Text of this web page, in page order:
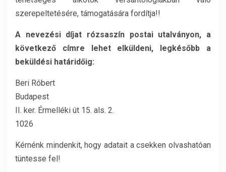
szerepeltetésére, támogatására fordítja!!
A nevezési díjat rózsaszín postai utalványon, a
következő címre lehet elküldeni, legkésőbb a
beküldési határidőig:
Beri Róbert
Budapest
II. ker. Érmelléki út 15. als. 2.
1026
Kérnénk mindenkit, hogy adatait a csekken olvashatóan
tüntesse fel!